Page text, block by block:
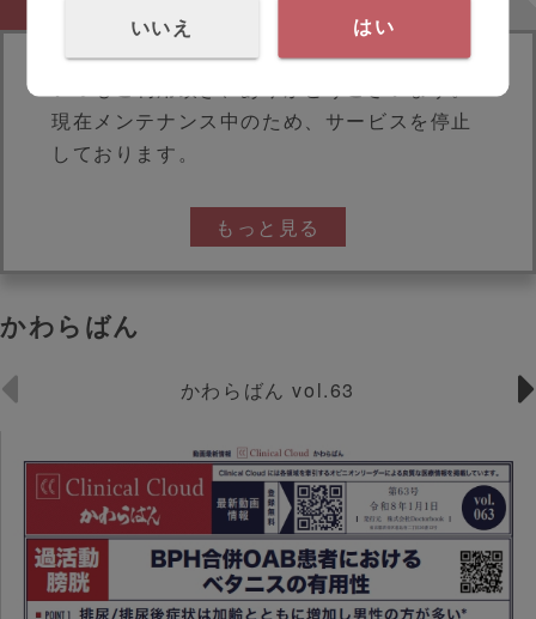
現在メンテナンス中のため、サービスを停止
しております。
もっと見る
かわらばん
かわらばん vol.63
いいえ はい